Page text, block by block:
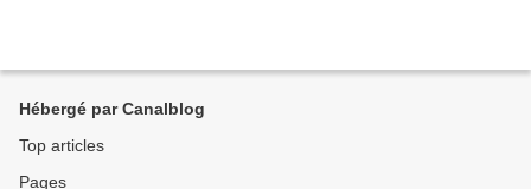
Hébergé par Canalblog
Top articles
Pages